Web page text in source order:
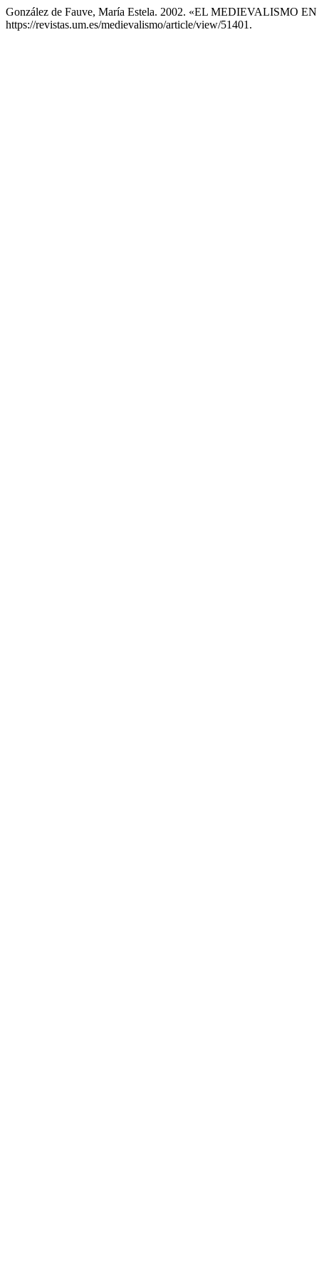
González de Fauve, María Estela. 2002. «EL MEDIEVALISMO
https://revistas.um.es/medievalismo/article/view/51401.